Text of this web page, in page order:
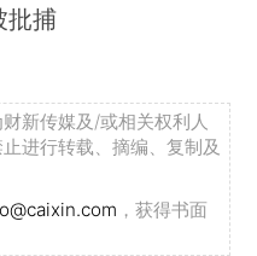
批捕
新传媒及/或相关权利人
进行转载、摘编、复制及
，获得书面